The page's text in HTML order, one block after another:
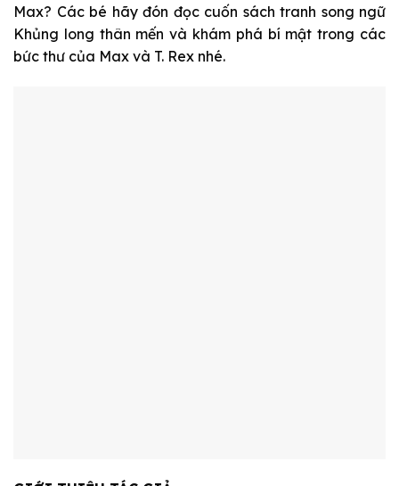
Max? Các bé hãy đón đọc cuốn sách tranh song ngữ
Khủng long thân mến và khám phá bí mật trong các
bức thư của Max và T. Rex nhé.